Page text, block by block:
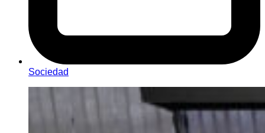
Sociedad